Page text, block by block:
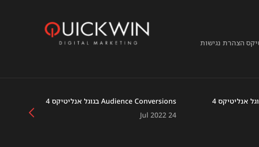
הצהרת נגישות
Audience Conversions בגוגל אנליטיקס 4
Jul 2022 24